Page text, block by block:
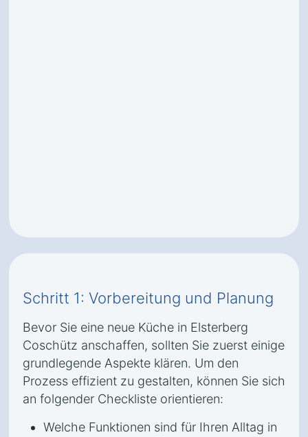
Schritt 1: Vorbereitung und Planung
Bevor Sie eine neue Küche in Elsterberg
Coschütz anschaffen, sollten Sie zuerst einige
grundlegende Aspekte klären. Um den
Prozess effizient zu gestalten, können Sie sich
an folgender Checkliste orientieren:
Welche Funktionen sind für Ihren Alltag in